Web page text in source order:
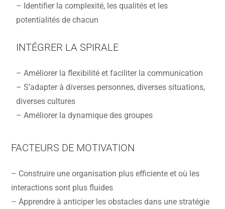
– Identifier la complexité, les qualités et les
potentialités de chacun
INTÉGRER LA SPIRALE
– Améliorer la flexibilité et faciliter la communication
– S’adapter à diverses personnes, diverses situations,
diverses cultures
– Améliorer la dynamique des groupes
FACTEURS DE MOTIVATION
– Construire une organisation plus efficiente et où les
interactions sont plus fluides
– Apprendre à anticiper les obstacles dans une stratégie